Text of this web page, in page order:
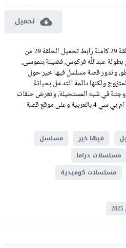
تحميل
مشاهدة مسلسل فيها خير الحلقة 29 كاملة رابط تحميل الحلقة 29 من
بطولة عبدالله فركوس, فضيلة بنموسى,
وتدور قصة مسلسل فيها خير حول
ولكنها دائمة التدخل بحياتة
في شبه المستحيلة, وتعرض حلقات
فيها خير 2025 يومياً على قناة ام بي سي 4 بالعربية وعلى موقع قصة
فيها خير
مسلسل
مسلسلات دراما
مسلسلات كوميدية